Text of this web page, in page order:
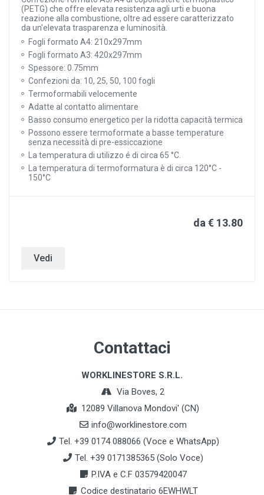
(PETG) che offre elevata resistenza agli urti e buona
reazione alla combustione, oltre ad essere caratterizzato
da un'elevata trasparenza e luminosità.
Fogli formato A4: 210x297mm
Fogli formato A3: 420x297mm
Spessore: 0.75mm
Confezioni da: 10, 25, 50, 100 fogli
Termoformabili velocemente
Adatte al contatto alimentare
Basso consumo energetico per la ridotta capacità termica
Possono essere termoformate a basse temperature
senza necessità di pre-essiccazione
La temperatura di utilizzo é di circa 65 °C.
La temperatura di termoformatura è di circa 120°C -
150°C
da € 13.80
Vedi
Contattaci
WORKLINESTORE S.R.L.
Via Boves, 2
12089 Villanova Mondovi' (CN)
info@worklinestore.com
Tel. +39 0174 088066 (Voce e WhatsApp)
Tel. +39 0171385365 (Solo Voce)
P.IVA e C.F 03579420047
Codice destinatario 6EWHWLT